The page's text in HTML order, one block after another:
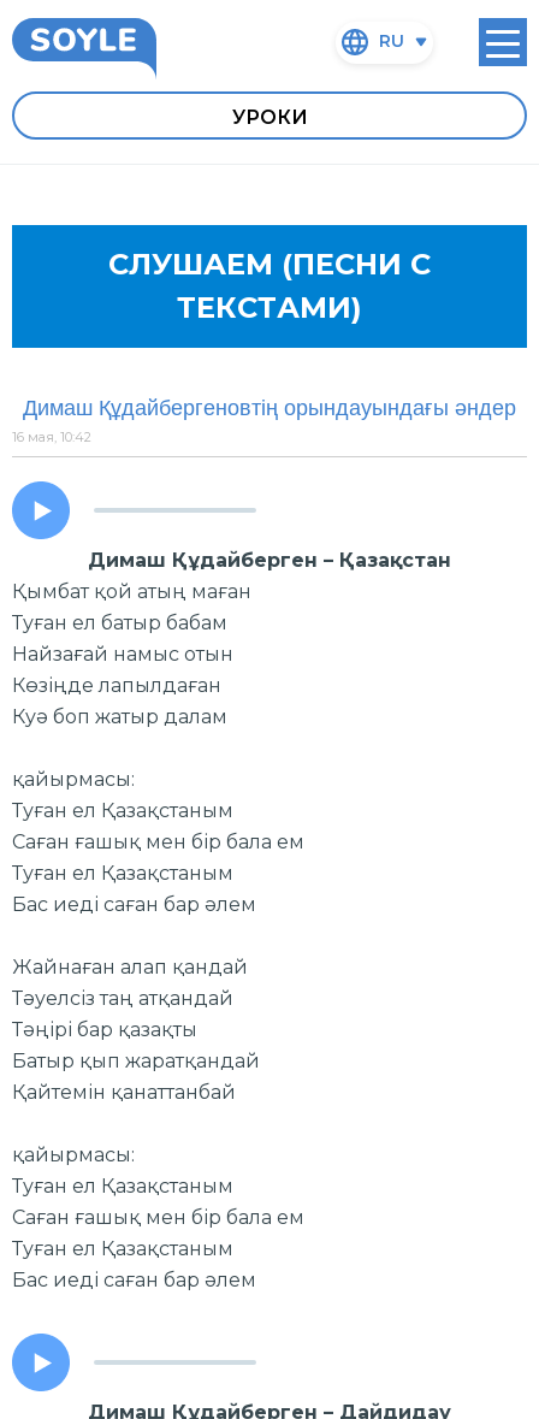
RU
УРОКИ
СЛУШАЕМ (ПЕСНИ С
ТЕКСТАМИ)
Димаш Құдайбергеновтің орындауындағы әндер
16 мая, 10:42
Димаш Құдайберген – Қазақстан
Қымбат қой атың маған
Туған ел батыр бабам
Найзағай намыс отын
Көзіңде лапылдаған
Куә боп жатыр далам
қайырмасы:
Туған ел Қазақстаным
Саған ғашық мен бір бала ем
Туған ел Қазақстаным
Бас иеді саған бар әлем
Жайнаған алап қандай
Тәуелсіз таң атқандай
Тәңірі бар қазақты
Батыр қып жаратқандай
Қайтемін қанаттанбай
қайырмасы:
Туған ел Қазақстаным
Саған ғашық мен бір бала ем
Туған ел Қазақстаным
Бас иеді саған бар әлем
Димаш Құдайберген – Дайдидау